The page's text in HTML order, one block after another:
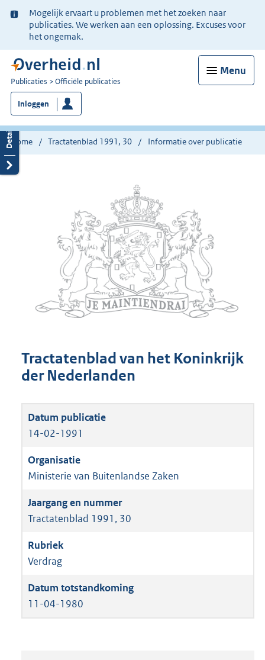
Ter
informatie:
Mogelijk ervaart u problemen met het zoeken naar
publicaties. We werken aan een oplossing. Excuses voor
het ongemak.
Menu
U
bent
nu
hier:
Publicaties Officiële publicaties
Inloggen
Home Tractatenblad 1991, 30 Informatie over publicatie
Tractatenblad van het Koninkrijk
der Nederlanden
14-02-1991
Ministerie van Buitenlandse Zaken
Tractatenblad 1991, 30
Verdrag
11-04-1980